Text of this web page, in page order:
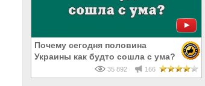
Почему сегодня половина
Украины как будто сошла с ума?
35 892 166